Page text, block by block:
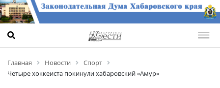
Главная Новости
Спорт
Четыре хоккеиста покинули хабаровский «Амур»